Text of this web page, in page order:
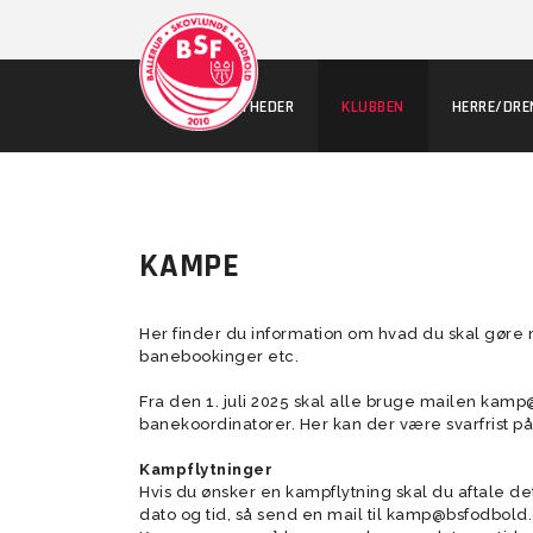
NYHEDER KLUBBEN
Baneoversigt
Banefordeling
Bookning af
Kunstgræsbaner til kamp
Booking af mødelokaler
HERRE/
Herresenior 1 Kampgalleri
Herresenior 2
Herresenior 3
Old boys (+32)
Veteran 11 mands (+40)
Kvindesenior 1 Kampgalleri
Kvindesenior 2
Kvindesenior 3 (ungsenior)
Old Girls 8-mands
Fodbold Fitness
U19-2
Samarbejdsklubber
Bliv sponsor
Kickback aftaler
Fordelskort
Kampgalleri
KAMPE
Her finder du information om hvad du skal
banebookinger etc.
Fra den 1. juli 2025 skal alle bruge mailen
banekoordinatorer. Her kan der være svarfrist
Kampflytninger
Hvis du ønsker en kampflytning skal du aftale
dato og tid, så send en mail til